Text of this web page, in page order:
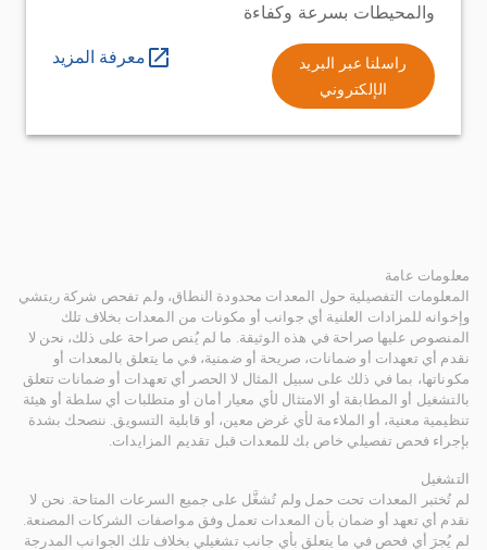
والمحيطات بسرعة وكفاءة
راسلنا عبر البريد
الإلكتروني
معرفة المزيد
معلومات عامة
المعلومات التفصيلية حول المعدات محدودة النطاق، ولم تفحص شركة ريتشي
وإخوانه للمزادات العلنية أي جوانب أو مكونات من المعدات بخلاف تلك
المنصوص عليها صراحة في هذه الوثيقة. ما لم يُنص صراحة على ذلك، نحن لا
نقدم أي تعهدات أو ضمانات، صريحة أو ضمنية، في ما يتعلق بالمعدات أو
مكوناتها، بما في ذلك على سبيل المثال لا الحصر أي تعهدات أو ضمانات تتعلق
بالتشغيل أو المطابقة أو الامتثال لأي معيار أمان أو متطلبات أي سلطة أو هيئة
تنظيمية معنية، أو الملاءمة لأي غرض معين، أو قابلية التسويق. ننصحك بشدة
بإجراء فحص تفصيلي خاص بك للمعدات قبل تقديم المزايدات.
التشغيل
لم تُختبر المعدات تحت حمل ولم تُشغَّل على جميع السرعات المتاحة. نحن لا
نقدم أي تعهد أو ضمان بأن المعدات تعمل وفق مواصفات الشركات المصنعة.
لم يُجرَ أي فحص في ما يتعلق بأي جانب تشغيلي بخلاف تلك الجوانب المدرجة